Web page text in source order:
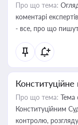
Про що тема:
коментарі
- все, про що
Про що тема: Тема
Конституційним
контролю,